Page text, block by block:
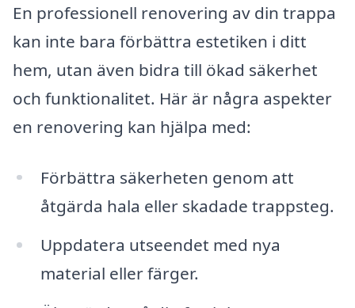
En professionell renovering av din trappa
kan inte bara förbättra estetiken i ditt
hem, utan även bidra till ökad säkerhet
och funktionalitet. Här är några aspekter
en renovering kan hjälpa med:
Förbättra säkerheten genom att
åtgärda hala eller skadade trappsteg.
Uppdatera utseendet med nya
material eller färger.